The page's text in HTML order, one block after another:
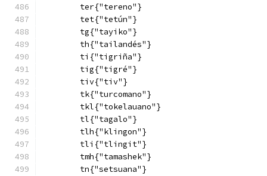
        ter{"tereno"}
        tet{"tetún"}
        tg{"tayiko"}
        th{"tailandés"}
        ti{"tigriña"}
        tig{"tigré"}
        tiv{"tiv"}
        tk{"turcomano"}
        tkl{"tokelauano"}
        tl{"tagalo"}
        tlh{"klingon"}
        tli{"tlingit"}
        tmh{"tamashek"}
        tn{"setsuana"}